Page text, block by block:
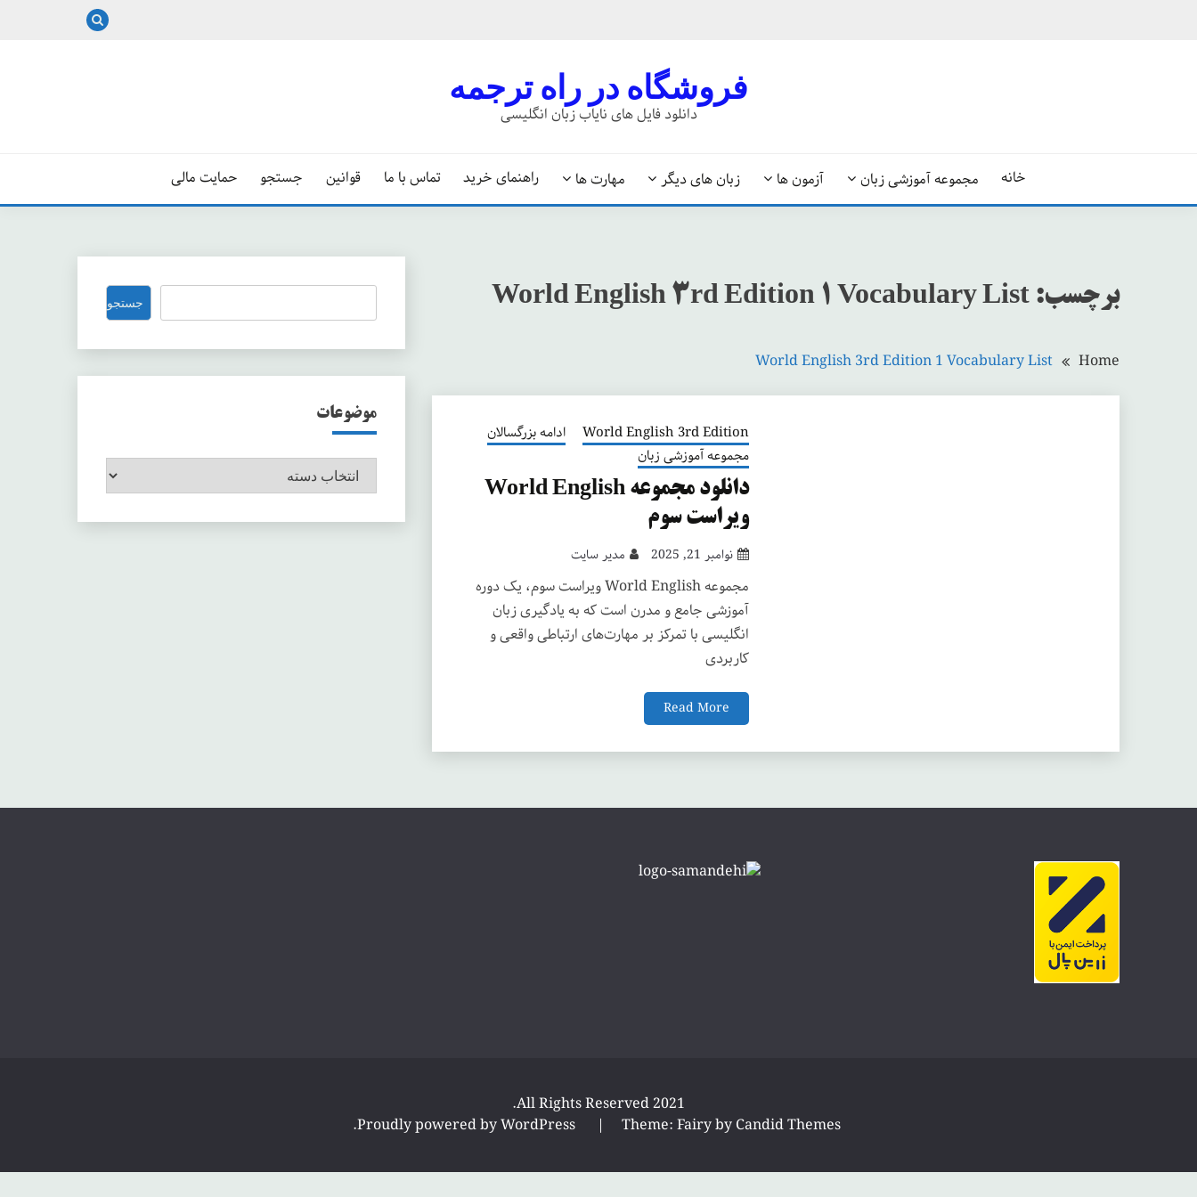
فروشگاه در راه ترجمه
دانلود فایل های نایاب زبان انگلیسی
خانه مجموعه آموزشی زبان آزمون ها زبان های دیگر مهارت ها راهنمای خرید تماس با ما قوانین جستجو حمایت مالی
برچسب: World English 3rd Edition 1 Vocabulary List
Home
World English 3rd Edition 1 Vocabulary List
World English 3rd Edition
ادامه بزرگسالان
مجموعه آموزشی زبان
دانلود مجموعه World English
ویراست سوم
نوامبر 21, 2025 مدیر سایت
مجموعه World English ویراست سوم، یک دوره
آموزشی جامع و مدرن است که به یادگیری زبان
انگلیسی با تمرکز بر مهارت‌های ارتباطی واقعی و
کاربردی
Read More
جستجو جستجو
موضوعات
موضوعات
All Rights Reserved 2021.
Proudly powered by WordPress
| Theme: Fairy byCandid Themes
.